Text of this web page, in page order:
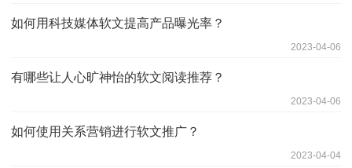
如何用科技媒体软文提高产品曝光率？
2023-04-06
有哪些让人心旷神怡的软文阅读推荐？
2023-04-06
如何使用关系营销进行软文推广？
2023-04-04